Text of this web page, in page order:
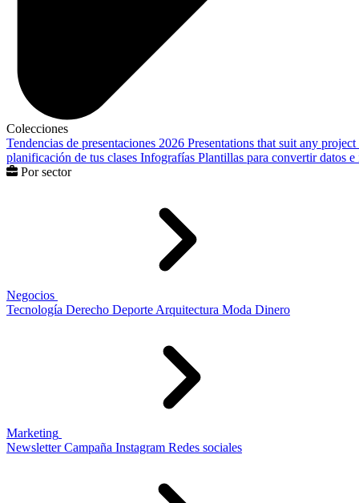
Colecciones
Tendencias de presentaciones 2026 Presentations that suit any project
planificación de tus clases Infografías Plantillas para convertir datos
Por sector
Negocios
Tecnología Derecho Deporte Arquitectura Moda Dinero
Marketing
Newsletter Campaña Instagram Redes sociales